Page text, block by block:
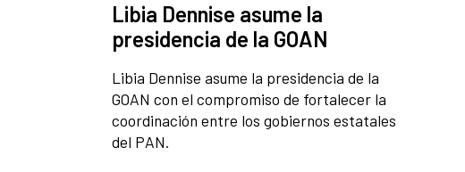
Libia Dennise asume la
presidencia de la GOAN
Libia Dennise asume la presidencia de la
GOAN con el compromiso de fortalecer la
coordinación entre los gobiernos estatales
del PAN.